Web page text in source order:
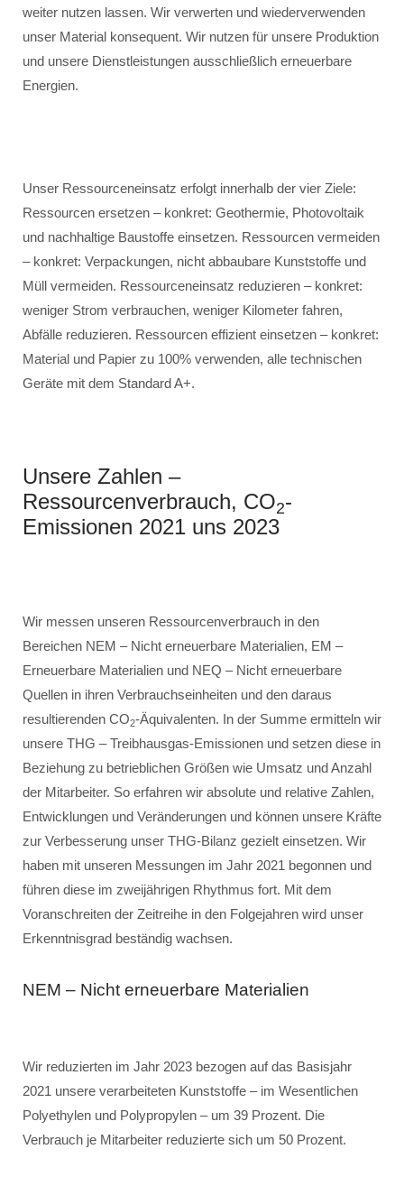
weiter nutzen lassen. Wir verwerten und wiederverwenden
unser Material konsequent. Wir nutzen für unsere Produktion
und unsere Dienstleistungen ausschließlich erneuerbare
Energien.
Unser Ressourceneinsatz erfolgt innerhalb der vier Ziele:
Ressourcen ersetzen – konkret: Geothermie, Photovoltaik
und nachhaltige Baustoffe einsetzen. Ressourcen vermeiden
– konkret: Verpackungen, nicht abbaubare Kunststoffe und
Müll vermeiden. Ressourceneinsatz reduzieren – konkret:
weniger Strom verbrauchen, weniger Kilometer fahren,
Abfälle reduzieren. Ressourcen effizient einsetzen – konkret:
Material und Papier zu 100% verwenden, alle technischen
Geräte mit dem Standard A+.
Unsere Zahlen –
Ressourcenverbrauch, CO2-
Emissionen 2021 uns 2023
Wir messen unseren Ressourcenverbrauch in den
Bereichen NEM – Nicht erneuerbare Materialien, EM –
Erneuerbare Materialien und NEQ – Nicht erneuerbare
Quellen in ihren Verbrauchseinheiten und den daraus
resultierenden CO2-Äquivalenten. In der Summe ermitteln wir
unsere THG – Treibhausgas-Emissionen und setzen diese in
Beziehung zu betrieblichen Größen wie Umsatz und Anzahl
der Mitarbeiter. So erfahren wir absolute und relative Zahlen,
Entwicklungen und Veränderungen und können unsere Kräfte
zur Verbesserung unser THG-Bilanz gezielt einsetzen. Wir
haben mit unseren Messungen im Jahr 2021 begonnen und
führen diese im zweijährigen Rhythmus fort. Mit dem
Voranschreiten der Zeitreihe in den Folgejahren wird unser
Erkenntnisgrad beständig wachsen.
NEM – Nicht erneuerbare Materialien
Wir reduzierten im Jahr 2023 bezogen auf das Basisjahr
2021 unsere verarbeiteten Kunststoffe – im Wesentlichen
Polyethylen und Polypropylen – um 39 Prozent. Die
Verbrauch je Mitarbeiter reduzierte sich um 50 Prozent.